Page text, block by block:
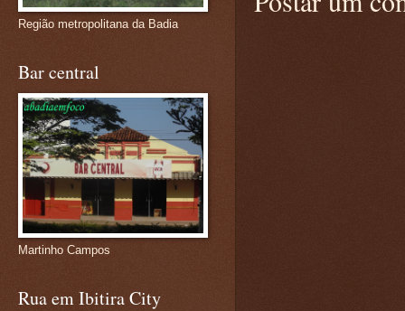
Região metropolitana da Badia
Bar central
Martinho Campos
Rua em Ibitira City